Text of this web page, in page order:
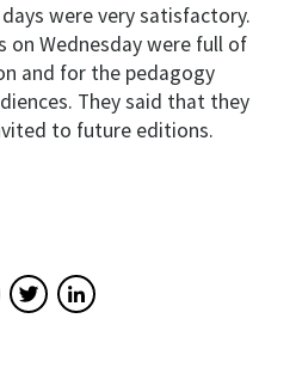
were very satisfactory.
on Wednesday were full of
and for the pedagogy
They said that they
to future editions.
Facebook
Twitter